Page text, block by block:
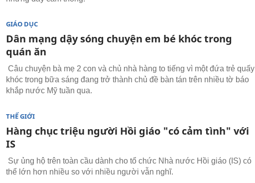
GIÁO DỤC
Dân mạng dậy sóng chuyện em bé khóc trong
quán ăn
Câu chuyện bà mẹ 2 con và chủ nhà hàng to tiếng vì một đứa trẻ quấy
khóc trong bữa sáng đang trở thành chủ đề bàn tán trên nhiều tờ báo
khắp nước Mỹ tuần qua.
THẾ GIỚI
Hàng chục triệu người Hồi giáo "có cảm tình" với
IS
Sự ủng hộ trên toàn cầu dành cho tổ chức Nhà nước Hồi giáo (IS) có
thể lớn hơn nhiều so với nhiều người vẫn nghĩ.